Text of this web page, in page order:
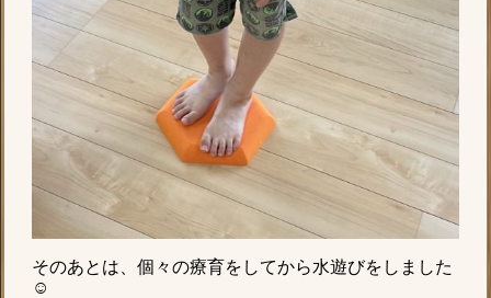
そのあとは、個々の療育をしてから水遊びをしました
☺︎